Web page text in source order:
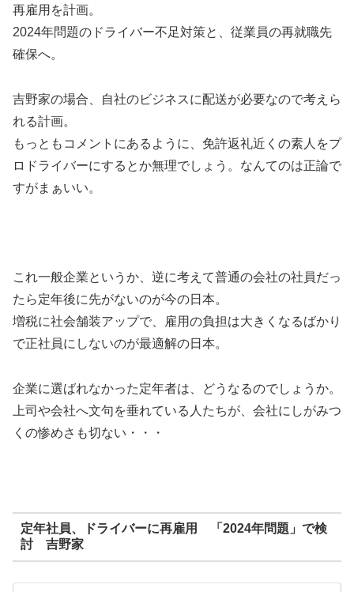
再雇用を計画。
2024年問題のドライバー不足対策と、従業員の再就職先
確保へ。
吉野家の場合、自社のビジネスに配送が必要なので考えら
れる計画。
もっともコメントにあるように、免許返礼近くの素人をプ
ロドライバーにするとか無理でしょう。なんてのは正論で
すがまぁいい。
これ一般企業というか、逆に考えて普通の会社の社員だっ
たら定年後に先がないのが今の日本。
増税に社会舗装アップで、雇用の負担は大きくなるばかり
で正社員にしないのが最適解の日本。
企業に選ばれなかった定年者は、どうなるのでしょうか。
上司や会社へ文句を垂れている人たちが、会社にしがみつ
くの惨めさも切ない・・・
定年社員、ドライバーに再雇用 「2024年問題」で検
討 吉野家